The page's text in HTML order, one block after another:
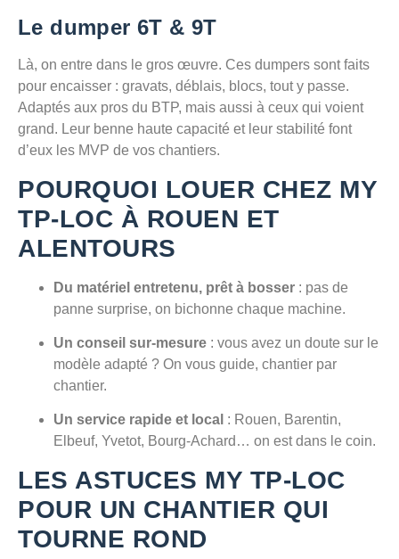
Le dumper 6T & 9T
Là, on entre dans le gros œuvre. Ces dumpers sont faits
pour encaisser : gravats, déblais, blocs, tout y passe.
Adaptés aux pros du BTP, mais aussi à ceux qui voient
grand. Leur benne haute capacité et leur stabilité font
d’eux les MVP de vos chantiers.
POURQUOI LOUER CHEZ MY
TP-LOC À ROUEN ET
ALENTOURS
Du matériel entretenu, prêt à bosser : pas de
panne surprise, on bichonne chaque machine.
Un conseil sur-mesure : vous avez un doute sur le
modèle adapté ? On vous guide, chantier par
chantier.
Un service rapide et local : Rouen, Barentin,
Elbeuf, Yvetot, Bourg-Achard… on est dans le coin.
LES ASTUCES MY TP-LOC
POUR UN CHANTIER QUI
TOURNE ROND